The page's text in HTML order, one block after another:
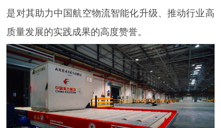
是对其助力中国航空物流智能化升级、推动行业高
质量发展的实践成果的高度赞誉。